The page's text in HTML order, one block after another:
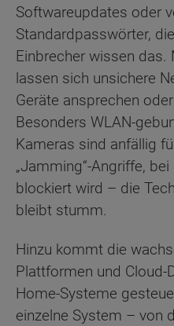
Softwareupdates oder
Standardpasswörter,
Einbrecher wissen das.
lassen sich unsichere
Geräte ansprechen
Besonders WLAN-
Kameras sind anfällig
„Jamming“-Angriffe,
blockiert wird – die
bleibt stumm.
Hinzu kommt die
Plattformen und Cloud-
Home-Systeme
einzelne System – von